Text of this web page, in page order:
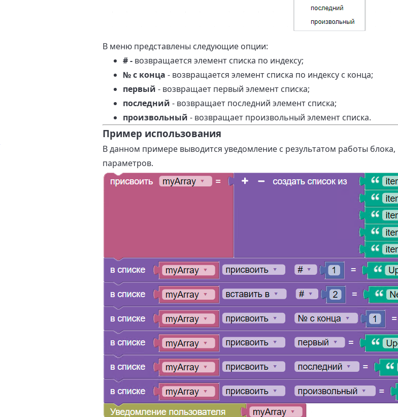
В меню представлены следующие опции:
# - возвращается элемент списка по индексу;
№ с конца - возвращается элемент списка по индексу с конца;
первый - возвращает первый элемент списка;
последний - возвращает последний элемент списка;
произвольный - возвращает произвольный элемент списка.
Пример использования
В данном примере выводится уведомление с результатом работы блока,
параметров.